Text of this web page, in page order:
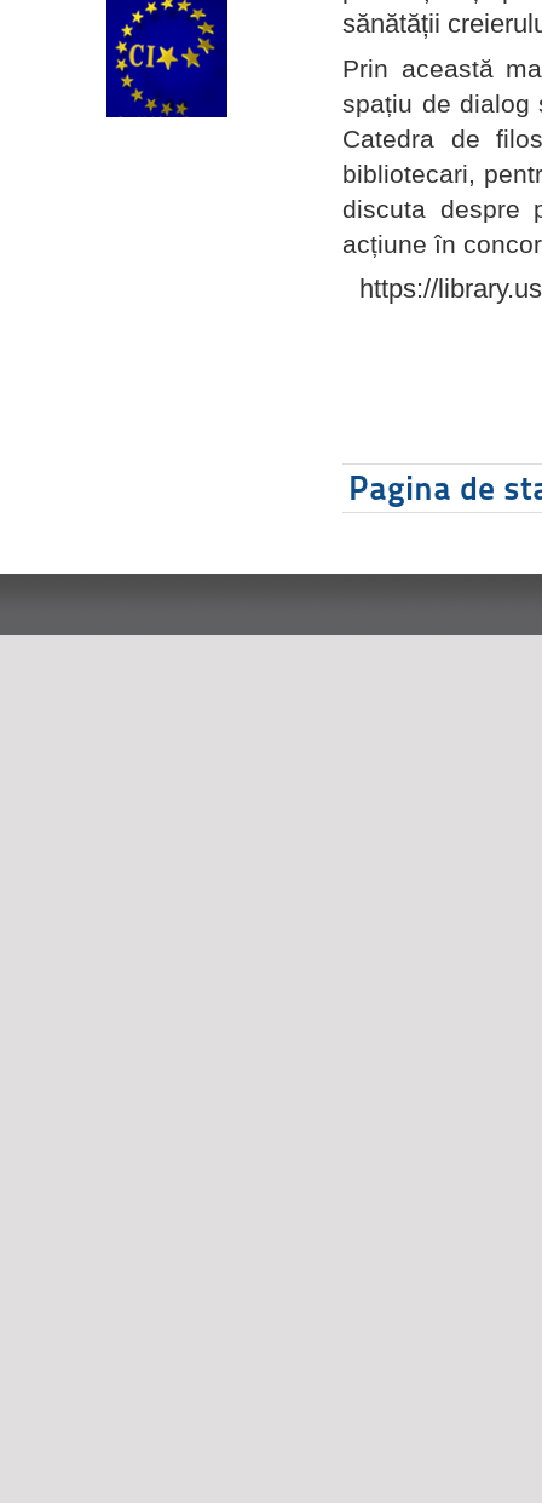
sănătății
Prin această
spațiu de dialog
Catedra de
bibliotecari,
discuta despre
acțiune în
https://
Pagina de